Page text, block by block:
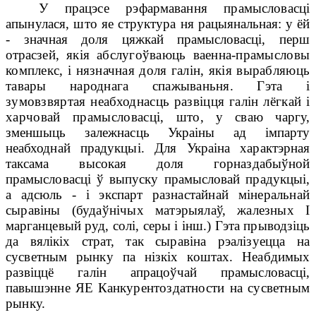
У працэсе рэфармавання прамысловасці
апынулася, што яе структура нярацыянальная: у ёй
- значная доля цяжкай прамысловасці, перш
отрасзей, якія абслугоўваюць ваенна-прамысловы
комплекс, і нязначная доля галін, якія вырабляюць
тавары народнага спажываньня. Гэта і
зумовзвяртая неабходнасць развіцця галін лёгкай і
харчовай прамысловасці, што,у сваю чаргу,
зменшыць залежнасць Украіны ад імпарту
неабходнай прадукцыі. Для Украіна характэрная
таксама высокая доля горназдабыўной
прамысловасці ў выпуску прамысловай прадукцыі,
а адсюль - і экспарт разнастайнай мінеральнай
сыравіны (будаўнічых матэрыялаў, жалезных І
марганцевый руд, солі, серы і інш.) Гэта прыводзіць
да вялікіх страт, таксыравіна рэалізуецца на
сусветным рынку па нізкіх коштах. Неабдимых
развіццё галін апрацоўчай прамысловасці,
павышэнне ЯЕ Канкурентоздатности на сусветным
рынку.